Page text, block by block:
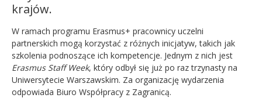
krajów.
W ramach programu Erasmus+ pracownicy uczelni
partnerskich mogą korzystać z różnych inicjatyw, takich jak
szkolenia podnoszące ich kompetencje. Jednym z nich jest
Erasmus Staff Week, który odbył się już po raz trzynasty na
Uniwersytecie Warszawskim. Za organizację wydarzenia
odpowiada Biuro Współpracy z Zagranicą.